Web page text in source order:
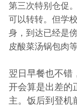
第三次特别仓促
可以转转。但学
身，到达已经是
皮酸菜汤锅包肉
翌日早餐也不错
开会算是出差的
主。饭后到登机